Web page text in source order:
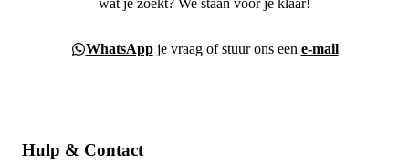
WhatsAppje vraag of stuur ons een e-mail
Hulp & Contact